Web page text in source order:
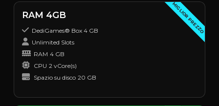
MIGLIOR PREZZO
RAM 4GB
DediGames® Box 4 GB
Unlimited Slots
RAM 4 GB
CPU 2 vCore(s)
Spazio su disco 20 GB